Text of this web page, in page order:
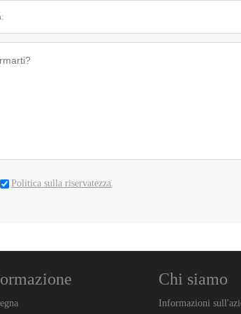
Politica sulla riservatezza
Chi siamo
Informazioni